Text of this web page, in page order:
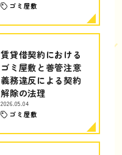
ゴミ屋敷
賃貸借契約における
ゴミ屋敷と善管注意
義務違反による契約
解除の法理
2026.05.04
ゴミ屋敷